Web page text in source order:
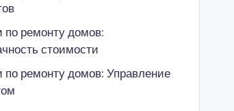
по ремонту домов:
стоимости
по ремонту домов: Управление